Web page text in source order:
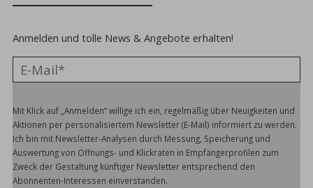
Anmelden und tolle News & Angebote erhalten!
Mit Klick auf „Anmelden“ willige ich ein, regelmäßig über Neuigkeiten und
Aktionen per personalisiertem Newsletter (E-Mail) informiert zu werden.
Ich bin mit Newsletter-Analysen durch Messung, Speicherung und
Auswertung von Öffnungs- und Klickraten in Empfängerprofilen zum
Zweck der Gestaltung künftiger Newsletter entsprechend den
Abonnenten-Interessen einverstanden.